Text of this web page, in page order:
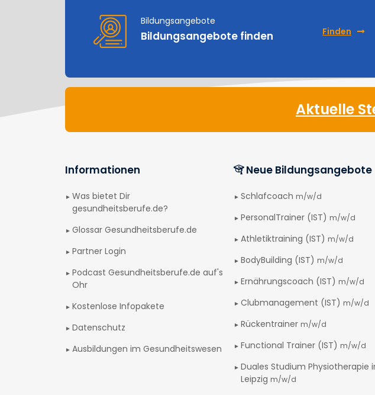
Bildungsangebote
Bildungsangebote finden Finden
Aktuelle
Informationen
Was bietet Dir
gesundheitsberufe.de?
Glossar Gesundheitsberufe.de
Partner Login
Podcast Gesundheitsberufe.de auf's
Ohr
Kostenlose Infopakete
Datenschutz
Ausbildungen im Gesundheitswesen
Neue Bildungsangebote
Schlafcoach m/w/d
PersonalTrainer (IST) m/w/d
Athletiktraining (IST) m/w/d
BodyBuilding (IST) m/w/d
Ernährungscoach (IST) m/w/d
Clubmanagement (IST) m/w/d
Rückentrainer m/w/d
Functional Trainer (IST) m/w/d
Duales Studium Physiotherapie
Leipzig m/w/d